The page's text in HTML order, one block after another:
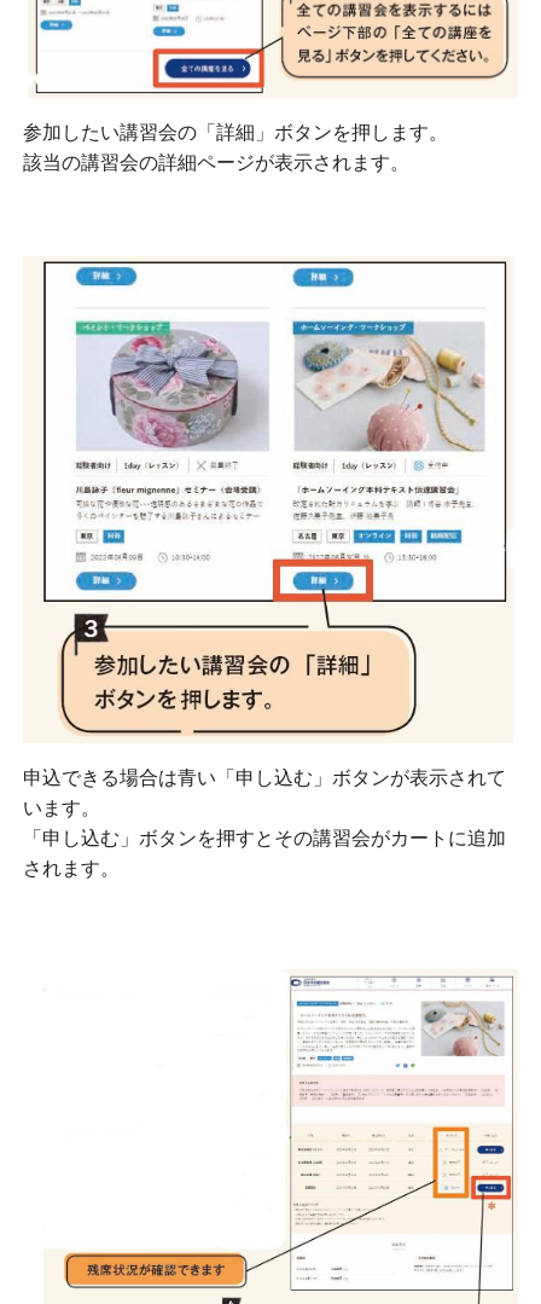
参加したい講習会の「詳細」ボタンを押します。
該当の講習会の詳細ページが表示されます。
申込できる場合は青い「申し込む」ボタンが表示されて
います。
「申し込む」ボタンを押すとその講習会がカートに追加
されます。